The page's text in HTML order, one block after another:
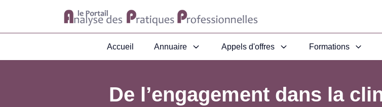
Accueil Annuaire Appels d'offres Formations
De l’engagement dans la